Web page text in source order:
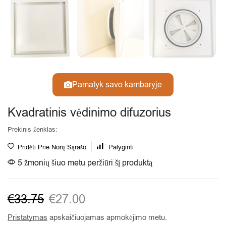
Pamatyk savo kambaryje
Kvadratinis vėdinimo difuzorius
Prekinis ženklas:
Pridėti Prie Norų Sąrašo Palyginti
5 žmonių šiuo metu peržiūri šį produktą
€33.75 €27.00
Pristatymas apskaičiuojamas apmokėjimo metu.